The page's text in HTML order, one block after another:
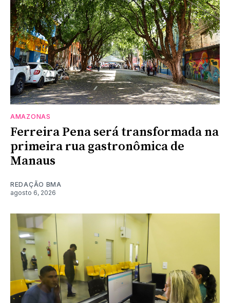
AMAZONAS
Ferreira Pena será transformada na
primeira rua gastronômica de
Manaus
REDAÇÃO BMA
agosto 6, 2026